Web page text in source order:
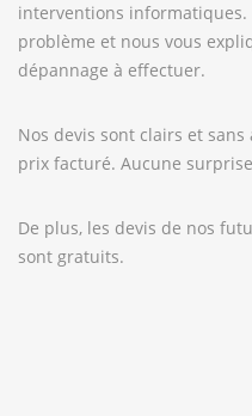
interventions informatiques.
problème et nous vous
dépannage à effectuer.
Nos devis sont clairs et
prix facturé. Aucune
De plus, les devis de nos
sont gratuits.